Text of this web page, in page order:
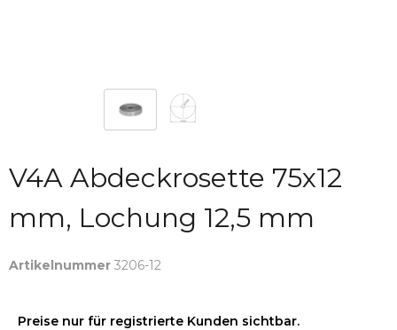
V4A Abdeckrosette 75x12
mm, Lochung 12,5 mm
Artikelnummer 3206-12
Preise nur für registrierte Kunden sichtbar.